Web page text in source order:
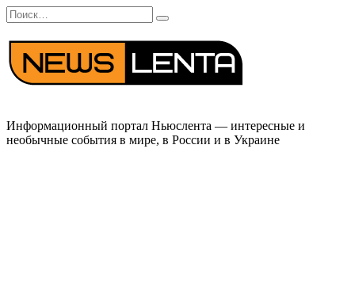
Перейти
к
содержанию
Search
for:
Информационный портал Ньюслента — интересные и
необычные события в мире, в России и в Украине